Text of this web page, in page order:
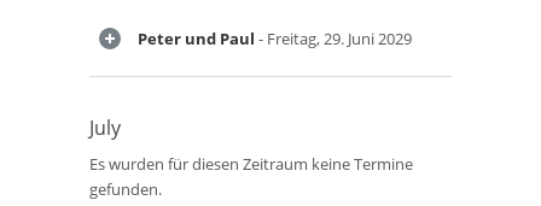
Peter und Paul - Freitag, 29. Juni 2029
July
Es wurden für diesen Zeitraum keine Termine
gefunden.